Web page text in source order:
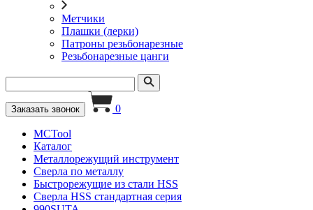
Метчики
Плашки (лерки)
Патроны резьбонарезные
Резьбонарезные цанги
Заказать звонок 0
MCTool
Каталог
Металлорежущий инструмент
Сверла по металлу
Быстрорежущие из стали HSS
Сверла HSS стандартная серия